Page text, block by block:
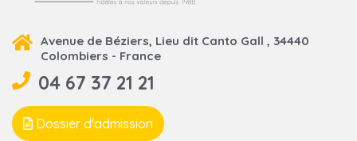
Avenue de Béziers, Lieu dit Canto Gall , 34440
Colombiers - France
04 67 37 21 21
Dossier d'admission